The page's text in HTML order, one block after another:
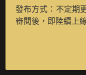
切喀瓦之
發布方式：不定期
審閱後，即陸續上